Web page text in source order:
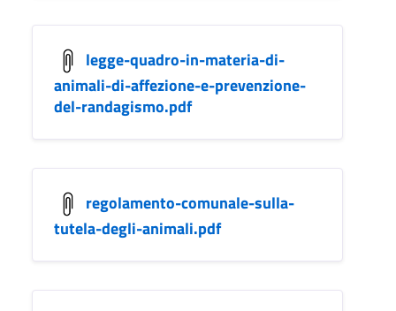
legge-quadro-in-materia-di-
animali-di-affezione-e-prevenzione-
del-randagismo.pdf
regolamento-comunale-sulla-
tutela-degli-animali.pdf